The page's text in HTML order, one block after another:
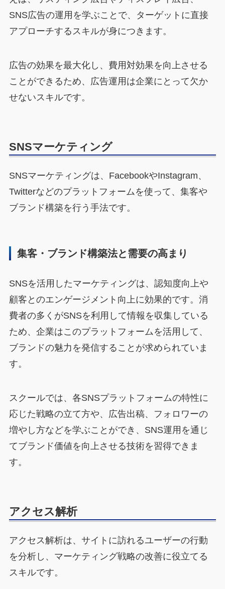
SNS広告の運用を学ぶことで、ターゲットに直接
アプローチするスキルが身につきます。
広告の効果を最大化し、費用対効果を向上させる
ことができるため、広告運用は企業にとって欠か
せないスキルです。
SNSマーケティング
SNSマーケティングは、FacebookやInstagram、
Twitterなどのプラットフォームを使って、集客や
ブランド構築を行う手法です。
集客・ブランド構築法と需要の高まり
SNSを活用したマーケティングは、認知度向上や
顧客とのエンゲージメント向上に効果的です。消
費者の多くがSNSを利用して情報を収集している
ため、企業はこのプラットフォームを活用して、
ブランドの魅力を発信することが求められていま
す。
スクールでは、各SNSプラットフォームの特性に
応じた戦略の立て方や、広告出稿、フォロワーの
増やし方などを学ぶことができ、SNS運用を通じ
てブランド価値を向上させる技術を習得できま
す。
アクセス解析
アクセス解析は、サイトに訪れるユーザーの行動
を分析し、マーケティング戦略の改善に役立てる
スキルです。